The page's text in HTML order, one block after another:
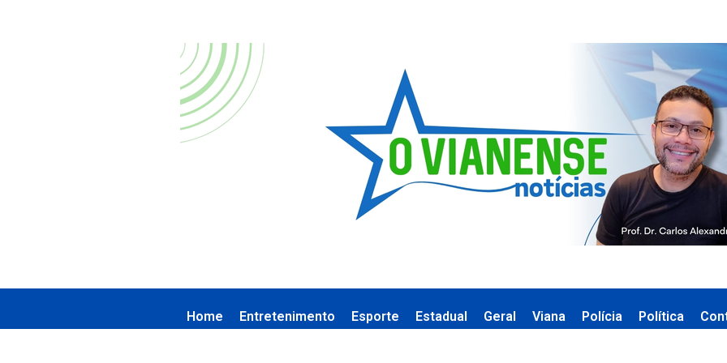
Home Entretenimento Esporte Estadual Geral Viana Polícia Política